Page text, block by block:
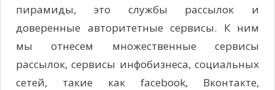
пирамиды, это службы рассылок и
доверенные авторитетные сервисы. К ним
мы отнесем множественные сервисы
рассылок, сервисы инфобизнеса, социальных
сетей, такие как facebook, Вконтакте,